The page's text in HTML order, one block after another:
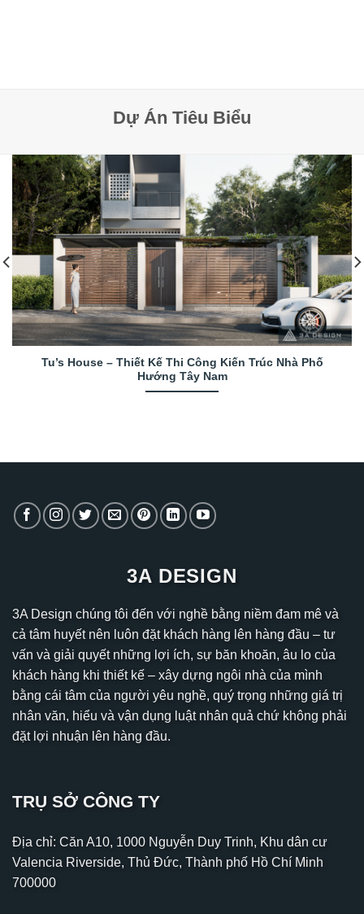
Dự Án Tiêu Biểu
Tu’s House – Thiết Kế Thi Công Kiến Trúc Nhà Phố
Hướng Tây Nam
3A DESIGN
3A Design chúng tôi đến với nghề bằng niềm đam mê và
cả tâm huyết nên luôn đặt khách hàng lên hàng đầu – tư
vấn và giải quyết những lợi ích, sự băn khoăn, âu lo của
khách hàng khi thiết kế – xây dựng ngôi nhà của mình
bằng cái tâm của người yêu nghề, quý trọng những giá trị
nhân văn, hiểu và vận dụng luật nhân quả chứ không phải
đặt lợi nhuận lên hàng đầu.
TRỤ SỞ CÔNG TY
Địa chỉ: Căn A10, 1000 Nguyễn Duy Trinh, Khu dân cư
Valencia Riverside, Thủ Đức, Thành phố Hồ Chí Minh
700000